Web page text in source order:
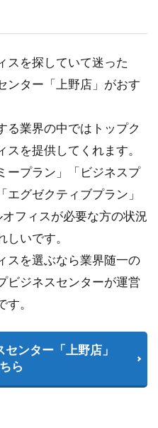
スを探していて迷った
ンター「上野店」がおす
る業界の中ではトップク
を提供してくれます。
ープラン」「ビジネスプ
グゼクティブプラン」
フィスが必要な方の状況
いです。
スを選ぶなら業界随一の
ビジネスセンターが運営
。
ンター「上野店」
ら